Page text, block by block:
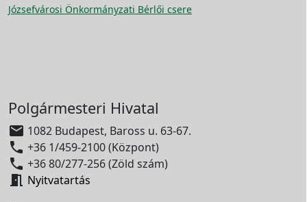
Józsefvárosi Önkormányzati Bérlői csere
Polgármesteri Hivatal
 1082 Budapest, Baross u. 63-67.
 +36 1/459-2100 (Központ)
 +36 80/277-256 (Zöld szám)
 Nyitvatartás